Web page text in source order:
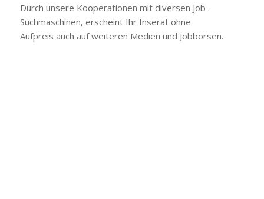
Durch unsere Kooperationen mit diversen Job-
Suchmaschinen, erscheint Ihr Inserat ohne
Aufpreis auch auf weiteren Medien und Jobbörsen.